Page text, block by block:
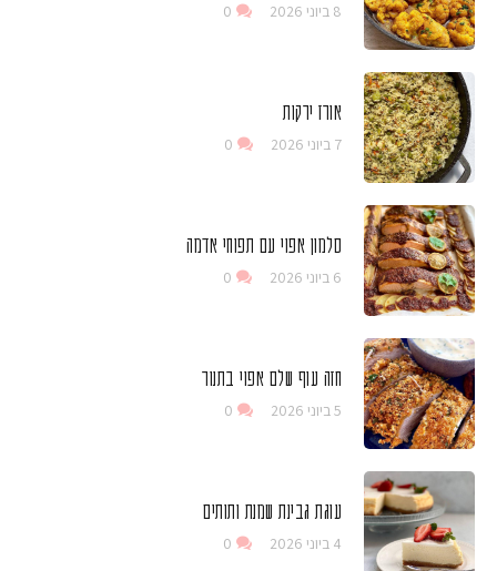
8 ביוני 2026 0
אורז ירקות
7 ביוני 2026 0
סלמון אפוי עם תפוחי אדמה
6 ביוני 2026 0
חזה עוף שלם אפוי בתנור
5 ביוני 2026 0
עוגת גבינת שמנת ותותים
4 ביוני 2026 0